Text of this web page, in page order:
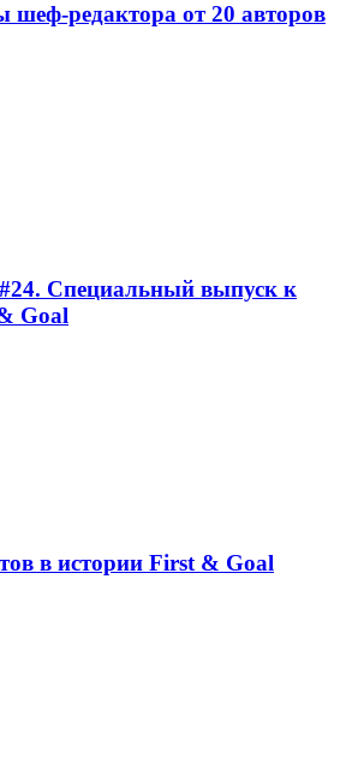
редактора от 20 авторов
Специальный выпуск к
Goal
в истории First & Goal